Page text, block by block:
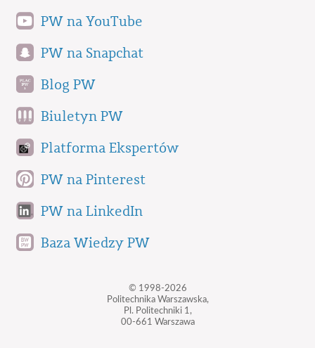
PW na YouTube
PW na Snapchat
Blog PW
Biuletyn PW
Platforma Ekspertów
PW na Pinterest
PW na LinkedIn
Baza Wiedzy PW
© 1998-2026
Politechnika Warszawska,
Pl. Politechniki 1,
00-661 Warszawa